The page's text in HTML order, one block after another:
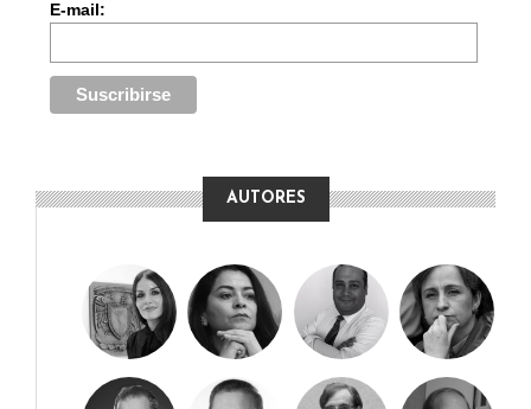
E-mail:
AUTORES